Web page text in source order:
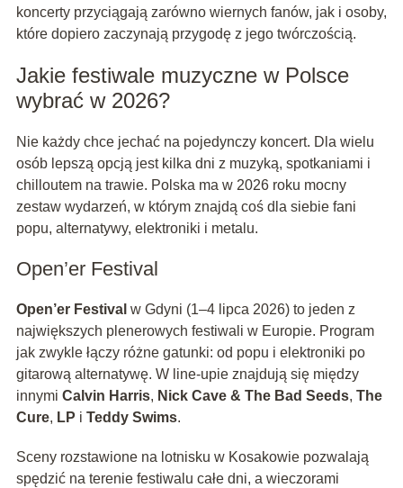
koncerty przyciągają zarówno wiernych fanów, jak i osoby,
które dopiero zaczynają przygodę z jego twórczością.
Jakie festiwale muzyczne w Polsce
wybrać w 2026?
Nie każdy chce jechać na pojedynczy koncert. Dla wielu
osób lepszą opcją jest kilka dni z muzyką, spotkaniami i
chilloutem na trawie. Polska ma w 2026 roku mocny
zestaw wydarzeń, w którym znajdą coś dla siebie fani
popu, alternatywy, elektroniki i metalu.
Open’er Festival
Open’er Festival w Gdyni (1–4 lipca 2026) to jeden z
największych plenerowych festiwali w Europie. Program
jak zwykle łączy różne gatunki: od popu i elektroniki po
gitarową alternatywę. W line-upie znajdują się między
innymi Calvin Harris, Nick Cave & The Bad Seeds, The
Cure, LP i Teddy Swims.
Sceny rozstawione na lotnisku w Kosakowie pozwalają
spędzić na terenie festiwalu całe dni, a wieczorami